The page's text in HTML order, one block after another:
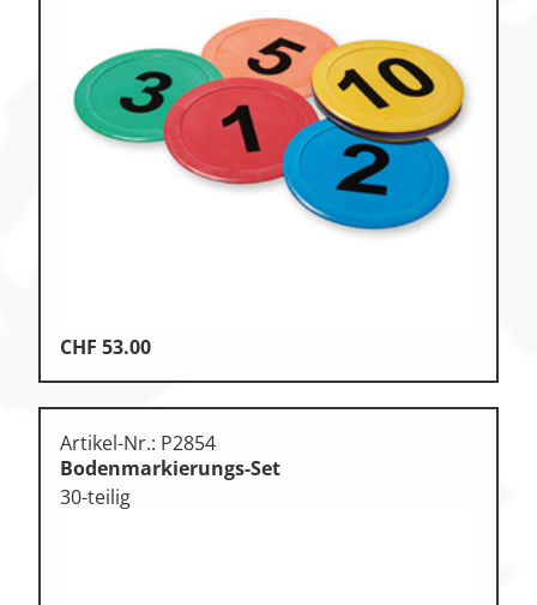
CHF 53.00
Artikel-Nr.: P2854
Bodenmarkierungs-Set
30-teilig